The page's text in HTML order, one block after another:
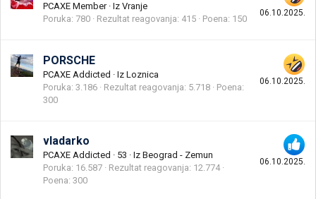
06.10.2025.
PCAXE Member · Iz Vranje
Poruka 780 Rezultat reagovanja 415 Poena 150
06.10.2025.
PORSCHE
PCAXE Addicted · Iz Loznica
Poruka 3.186 Rezultat reagovanja 5.718
Poena
300
06.10.2025.
vladarko
PCAXE Addicted · 53 · Iz Beograd - Zemun
Poruka 16.587 Rezultat reagovanja 12.774
Poena 300